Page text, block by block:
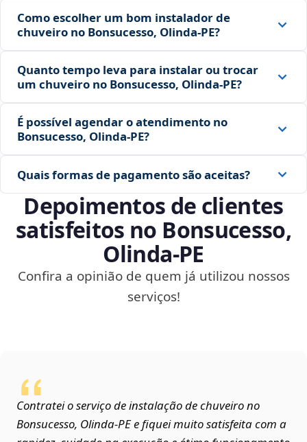
Como escolher um bom instalador de
chuveiro no Bonsucesso, Olinda‑PE?
Quanto tempo leva para instalar ou trocar
um chuveiro no Bonsucesso, Olinda‑PE?
É possível agendar o atendimento no
Bonsucesso, Olinda‑PE?
Quais formas de pagamento são aceitas?
Depoimentos de clientes
satisfeitos no Bonsucesso,
Olinda‑PE
Confira a opinião de quem já utilizou nossos
serviços!
Contratei o serviço de instalação de chuveiro no
Bonsucesso, Olinda‑PE e fiquei muito satisfeita com a